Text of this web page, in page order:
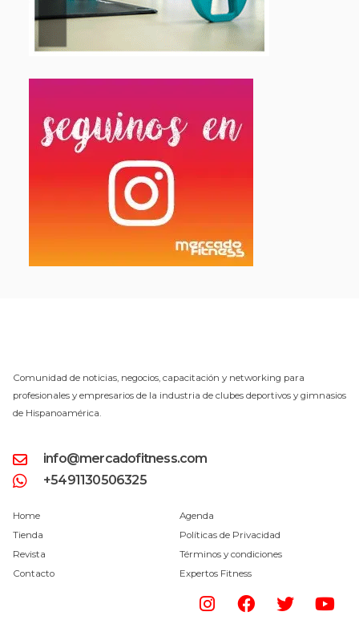
Comunidad de noticias, negocios, capacitación y networking para
profesionales y empresarios de la industria de clubes deportivos y gimnasios
de Hispanoamérica.
info@mercadofitness.com
+5491130506325
Home
Tienda
Revista
Contacto
Agenda
Políticas de Privacidad
Términos y condiciones
Expertos Fitness